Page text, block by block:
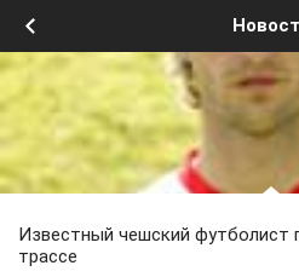
Известный чешский футболист
трассе